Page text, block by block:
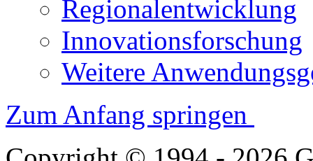
Regionalentwicklung
Innovationsforschung
Weitere
Zum Anfang springen